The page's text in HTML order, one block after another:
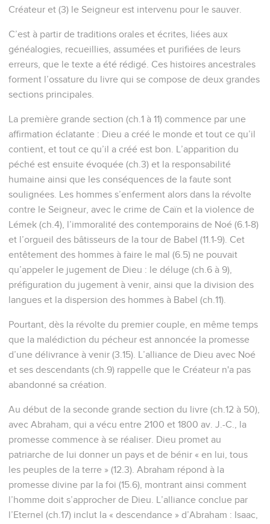
Créateur et (3) le Seigneur est intervenu pour le sauver.
C’est à partir de traditions orales et écrites, liées aux
généalogies, recueillies, assumées et purifiées de leurs
erreurs, que le texte a été rédigé. Ces histoires ancestrales
forment l’ossature du livre qui se compose de deux grandes
sections principales.
La première grande section (ch.1 à 11) commence par une
affirmation éclatante : Dieu a créé le monde et tout ce qu’il
contient, et tout ce qu’il a créé est bon. L’apparition du
péché est ensuite évoquée (ch.3) et la responsabilité
humaine ainsi que les conséquences de la faute sont
soulignées. Les hommes s’enferment alors dans la révolte
contre le Seigneur, avec le crime de Caïn et la violence de
Lémek (ch.4), l’immoralité des contemporains de Noé (6.1-8)
et l’orgueil des bâtisseurs de la tour de Babel (11.1-9). Cet
entêtement des hommes à faire le mal (6.5) ne pouvait
qu’appeler le jugement de Dieu : le déluge (ch.6 à 9),
préfiguration du jugement à venir, ainsi que la division des
langues et la dispersion des hommes à Babel (ch.11).
Pourtant, dès la révolte du premier couple, en même temps
que la malédiction du pécheur est annoncée la promesse
d’une délivrance à venir (3.15). L’alliance de Dieu avec Noé
et ses descendants (ch.9) rappelle que le Créateur n'a pas
abandonné sa création.
Au début de la seconde grande section du livre (ch.12 à 50),
avec Abraham, qui a vécu entre 2100 et 1800 av. J.-C., la
promesse commence à se réaliser. Dieu promet au
patriarche de lui donner un pays et de bénir « en lui, tous
les peuples de la terre » (12.3). Abraham répond à la
promesse divine par la foi (15.6), montrant ainsi comment
l’homme doit s’approcher de Dieu. L’alliance conclue par
l’Eternel (ch.17) inclut la « descendance » d’Abraham : Isaac,